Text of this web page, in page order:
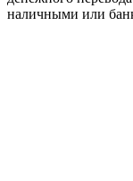
наличными или